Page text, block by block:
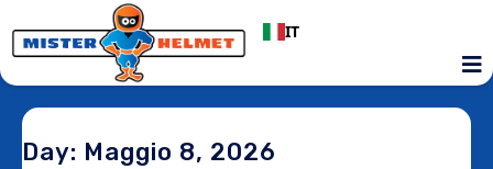
IT
Day: Maggio 8, 2026